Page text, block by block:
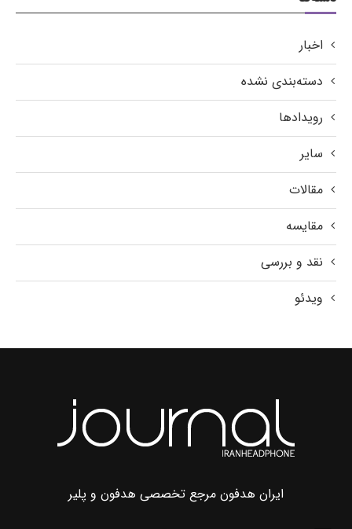
اخبار
دسته‌بندی نشده
رویدادها
سایر
مقالات
مقایسه
نقد و بررسی
ویدئو
ایران هدفون مرجع تخصصی هدفون و پلیر